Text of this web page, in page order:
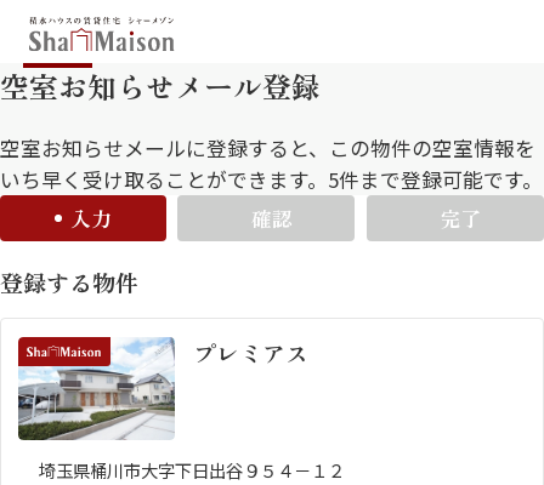
保存した条件
お気に入り
北海道
中部
九州
市区郡・路線・駅から探す
通勤・通学時間から探す
地図から探す
空室お知らせメール登録
空室お知らせメールに登録すると、この物件の空室情報を
いち早く受け取ることができます。5件まで登録可能です。
入力
確認 完了
登録する物件
プレミアス
埼玉県桶川市大字下日出谷９５４－１２